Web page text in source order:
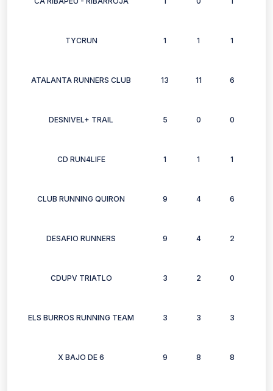
TYCRUN 1 1 1
ATALANTA RUNNERS CLUB 13 11 6
DESNIVEL+ TRAIL 5 0 0
CD RUN4LIFE 1 1 1
CLUB RUNNING QUIRON 9 4 6
DESAFIO RUNNERS 9 4 2
CDUPV TRIATLO 3 2 0
ELS BURROS RUNNING TEAM 3 3 3
X BAJO DE 6 9 8 8